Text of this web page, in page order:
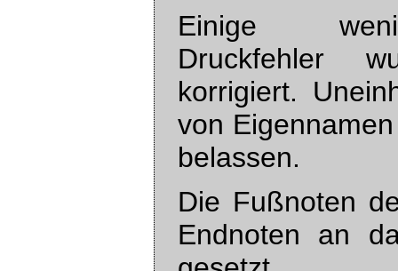
Einige
Druckfehler
korrigiert.
von
belassen.
Die Fußnoten
Endnoten an